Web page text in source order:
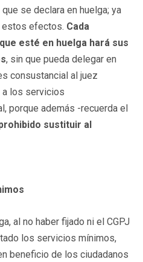
se declara en huelga; ya
estos efectos. Cada
esté en huelga hará sus
, sin que pueda delegar en
consustancial al juez
a los servicios
porque además -recuerda el
sustituir al
al no haber fijado ni el CGPJ
los servicios mínimos,
beneficio de los ciudadanos